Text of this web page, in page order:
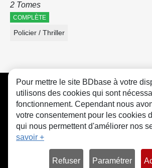
2 Tomes
COMPLÈTE
Policier / Thriller
CGU FAQ Contact
Pour mettre le site BDbase à votre
utilisons des cookies qui sont
fonctionnement. Cependant nous
votre consentement pour les cookies
qui nous permettent d'améliorer nos
savoir +
Refuser Paramétrer